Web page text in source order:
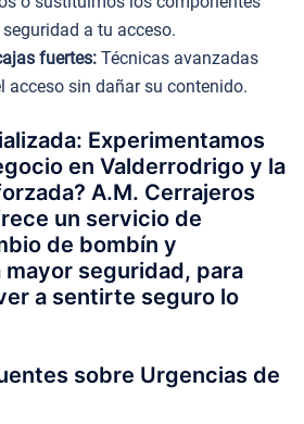
a tu acceso.
fuertes: Técnicas avanzadas
acceso sin dañar su contenido.
Experimentamos
en Valderrodrigo y la
A.M. Cerrajeros
un servicio de
de bombín y
seguridad, para
a sentirte seguro lo
sobre Urgencias de